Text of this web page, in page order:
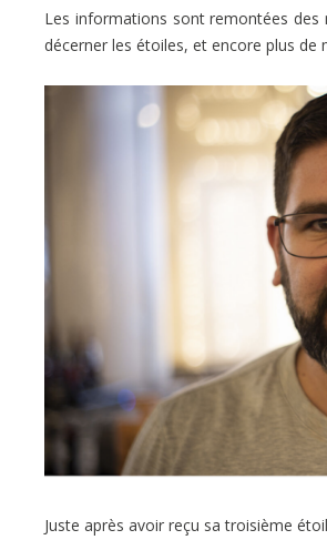
Les informations sont remontées des
décerner les étoiles, et encore plus de
Juste après avoir reçu sa troisième